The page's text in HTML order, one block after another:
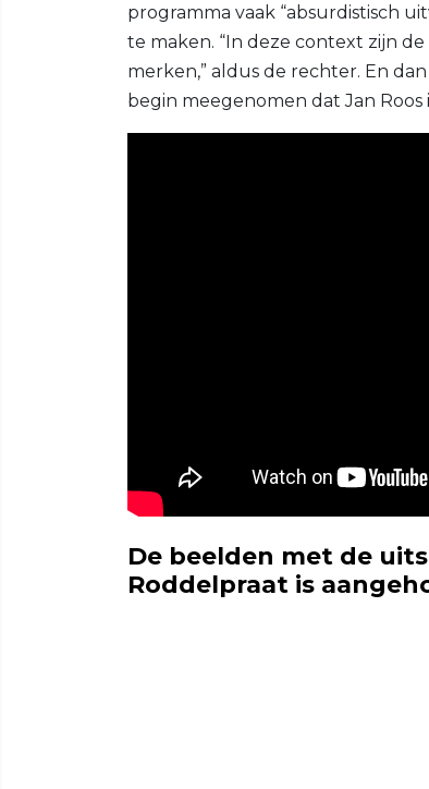
programma vaak “absurdistisch
te maken. “In deze context zijn
merken,” aldus de rechter. En
begin meegenomen dat Jan Roos
De beelden met de
Roddelpraat is